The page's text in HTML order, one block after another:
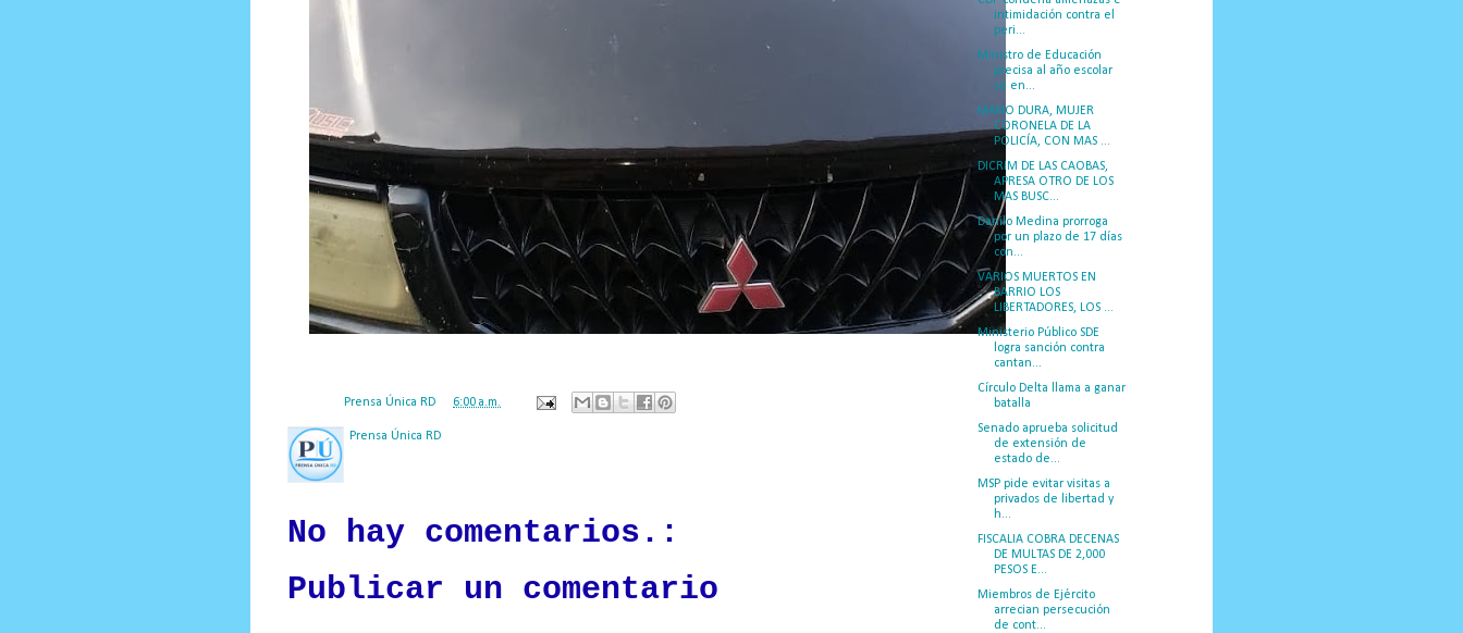
Prensa Única RD 6:00 a.m.
Prensa Única RD
No hay comentarios.:
Publicar un comentario
intimidación contra el
peri...
Ministro de Educación
precisa al año escolar
se en...
MANO DURA, MUJER
CORONELA DE LA
POLICÍA, CON MAS ...
DICRIM DE LAS CAOBAS,
APRESA OTRO DE LOS
MAS BUSC...
Danilo Medina prorroga
por un plazo de 17 días
con...
VARIOS MUERTOS EN
BARRIO LOS
LIBERTADORES, LOS ...
Ministerio Público SDE
logra sanción contra
cantan...
Círculo Delta llama a ganar
batalla
Senado aprueba solicitud
de extensión de
estado de...
MSP pide evitar visitas a
privados de libertad y
h...
FISCALIA COBRA DECENAS
DE MULTAS DE 2,000
PESOS E...
Miembros de Ejército
arrecian persecución
de cont...